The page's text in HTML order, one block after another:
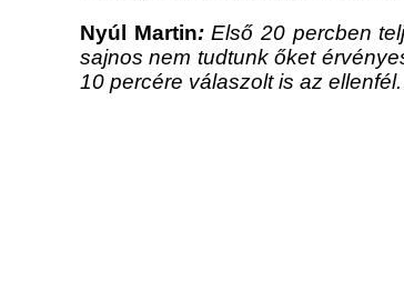
Nyúl Martin:Első 20 percben
sajnos nem tudtunk őket
10 percére válaszolt is az